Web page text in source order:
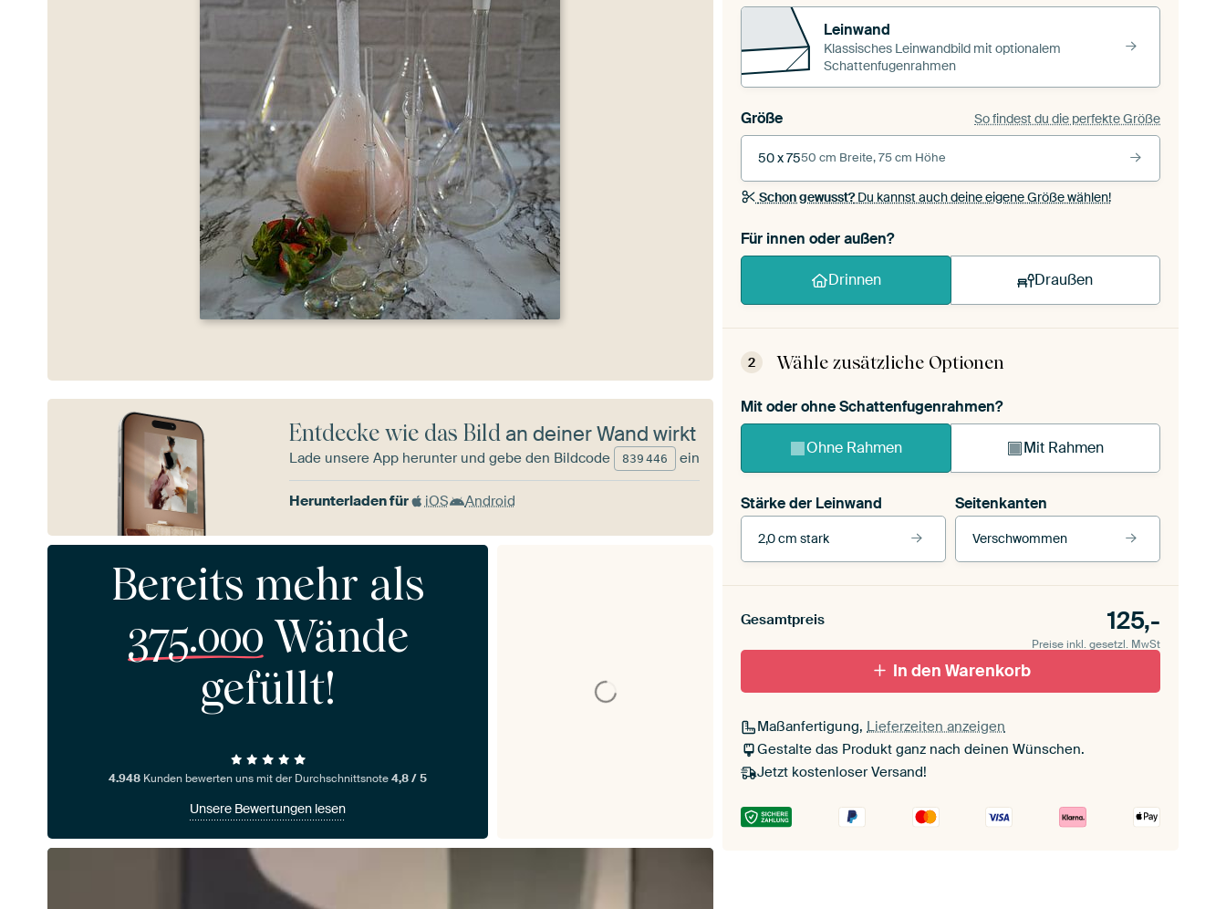
Leinwand
Klassisches Leinwandbild mit optionalem
Schattenfugenrahmen
Größe So findest du die perfekte Größe
50 x 7550 cm Breite, 75 cm Höhe
Schon gewusst?Du kannst auch deine eigene Größe wählen!
Für innen oder außen?
Drinnen Draußen
2 Wähle zusätzliche Optionen
Mit oder ohne Schattenfugenrahmen?
Ohne Rahmen Mit Rahmen
Stärke der Leinwand
2,0 cm stark
Seitenkanten
Verschwommen
schwarz
Mit Schattenfugenrahmen, weiß
cm stark
Seitenkanten
Gesamtpreis 125,-
Preise inkl. gesetzl. MwSt
In den Warenkorb
Maßanfertigung, Lieferzeiten anzeigen
Gestalte das Produkt ganz nach deinen Wünschen.
Jetzt kostenloser Versand!
Entdecke wie das Bildan deiner Wand wirkt
Lade unsere App herunter und gebe den Bildcode 839 446 ein
Herunterladen für iOS Android
Bereits mehr als
375.000 Wände
gefüllt!
4.948 Kunden bewerten uns mit der Durchschnittsnote4,8 / 5
Unsere Bewertungen lesen